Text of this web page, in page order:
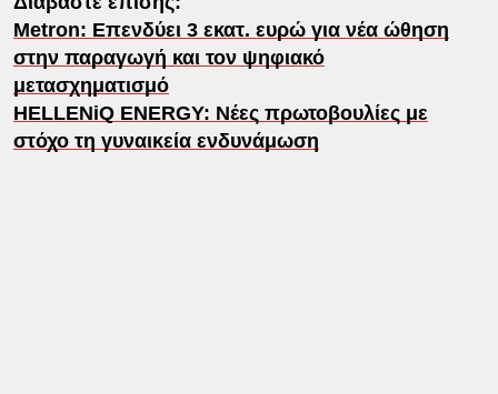
Metron: Επενδύει 3 εκατ. ευρώ για νέα ώθηση
στην παραγωγή και τον ψηφιακό
μετασχηματισμό
HELLENiQ ENERGY: Νέες πρωτοβουλίες με
στόχο τη γυναικεία ενδυνάμωση